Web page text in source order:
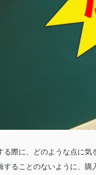
際に、どのような点に気
ることのないように、